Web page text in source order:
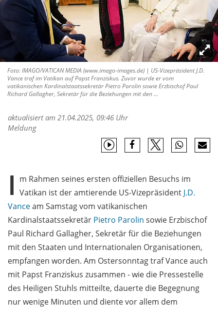
Foto: IMAGO/VATICAN MEDIA (www.imago-images.de) | US-Vizepräsident J.D.
Vance traf im Vatikan auf Papst Franziskus. Zuvor wurde er vom
vatikanischen Kardinalstaatssekretär Pietro Parolin sowie Erzbischof Paul
Richard Gallagher, Sekretär für die Beziehungen mit den ...
aktualisiert am 21.04.2025, 09:46 Uhr
Meldung
I m Rahmen seines ersten offiziellen Besuchs im
Vatikan ist der amtierende US-Vizepräsident J.D.
Vanceam Samstag vom vatikanischen
Kardinalstaatssekretär Pietro Parolin sowie Erzbischof
Paul Richard Gallagher, Sekretär für die Beziehungen
mit den Staaten und Internationalen Organisationen,
empfangen worden. Am Ostersonntag traf Vance auch
mit Papst Franziskus zusammen - wie die Pressestelle
des Heiligen Stuhls mitteilte, dauerte die Begegnung
nur wenige Minuten und diente vor allem dem